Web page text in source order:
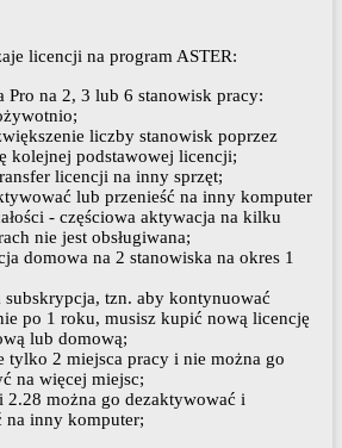
licencji na program ASTER:
Pro na 2, 3 lub 6 stanowisk pracy:
liczby stanowisk poprzez
kolejnej podstawowej licencji;
licencji na inny sprzęt;
lub przenieść na inny komputer
- częściowa aktywacja na kilku
nie jest obsługiwana;
domowa na 2 stanowiska na okres 1
subskrypcja, tzn. aby kontynuować
po 1 roku, musisz kupić nową licencję
lub domową;
tylko 2 miejsca pracy i nie można go
na więcej miejsc;
2.28 można go dezaktywować i
na inny komputer;